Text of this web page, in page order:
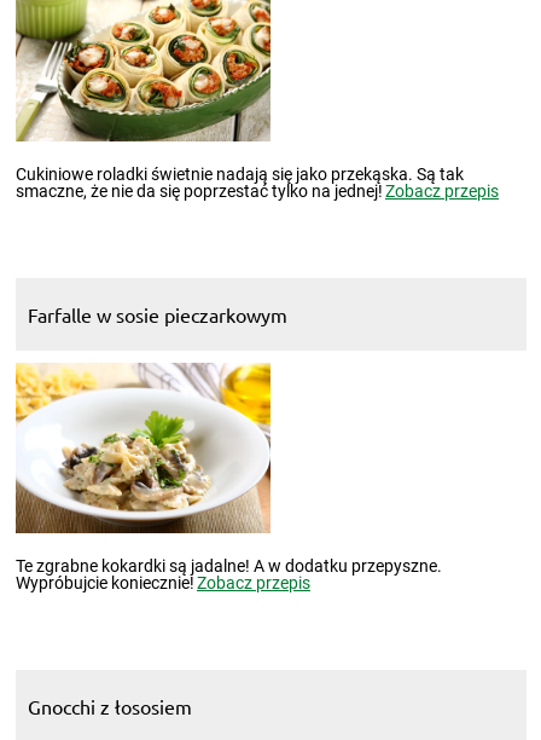
Cukiniowe roladki świetnie nadają się jako przekąska. Są tak
smaczne, że nie da się poprzestać tylko na jednej!Zobacz przepis
Farfalle w sosie pieczarkowym
Te zgrabne kokardki są jadalne! A w dodatku przepyszne.
Wypróbujcie koniecznie!Zobacz przepis
Gnocchi z łososiem